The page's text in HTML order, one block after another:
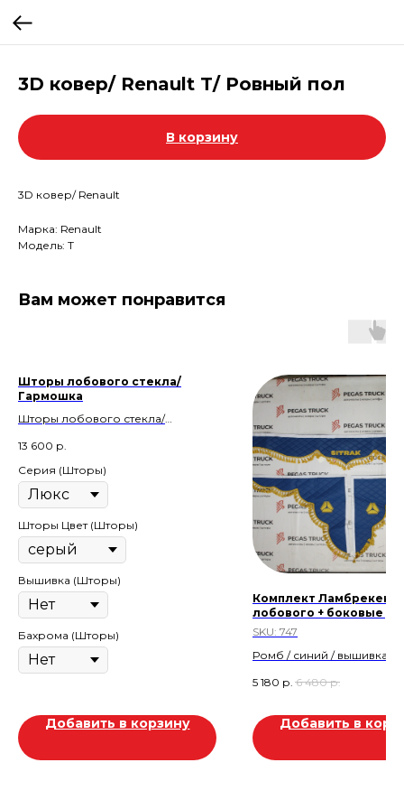
3D ковер/ Renault T/ Ровный пол
В корзину
3D ковер/ Renault
Марка: Renault
Модель: T
Вам может понравится
Шторы лобового стекла/
Гармошка
Шторы лобового стекла/
13 600 р.
Серия (Шторы)
Шторы Цвет (Шторы)
Вышивка (Шторы)
Бахрома (Шторы)
Добавить в корзину
Комплект Ламбрекен
лобового + боковые
SKU: 747
Ромб / синий / вышивка /
Скидка 1.300р
Товар находится в
Тургай 2
5 180 р. 6 480 р.
Добавить в